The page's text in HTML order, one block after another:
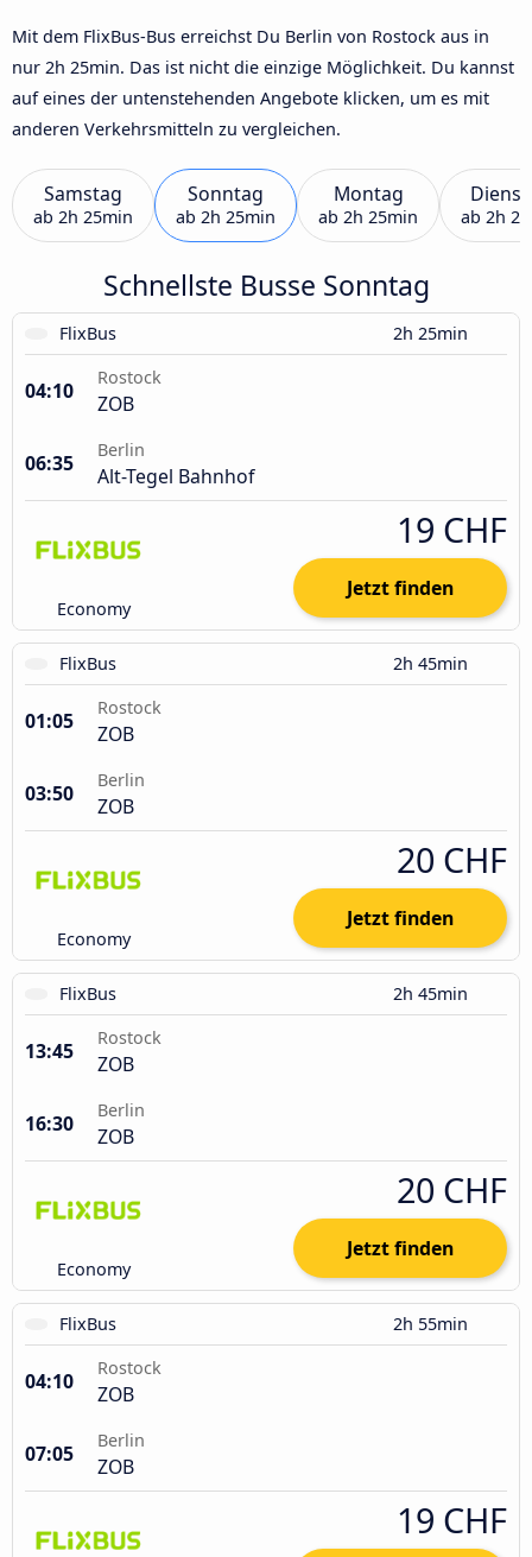
Mit dem FlixBus-Bus erreichst Du Berlin von Rostock aus in
nur 2h 25min. Das ist nicht die einzige Möglichkeit. Du kannst
auf eines der untenstehenden Angebote klicken, um es mit
anderen Verkehrsmitteln zu vergleichen.
Samstag
ab 2h 25min
Sonntag
ab 2h 25min
Montag
ab 2h 25min ab 2h
Schnellste Busse Sonntag
FlixBus 2h 25min
04:10
Rostock
ZOB
06:35
Berlin
Alt-Tegel Bahnhof
Economy
19 CHF
Jetzt finden
FlixBus 2h 45min
01:05
Rostock
ZOB
03:50
Berlin
ZOB
Economy
20 CHF
Jetzt finden
FlixBus 2h 45min
13:45
Rostock
ZOB
16:30
Berlin
ZOB
Economy
20 CHF
Jetzt finden
FlixBus 2h 55min
04:10
Rostock
ZOB
07:05
Berlin
ZOB
19 CHF